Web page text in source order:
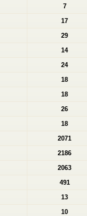
7
17
29
14
24
18
18
26
18
2071
2186
2063
491
13
10